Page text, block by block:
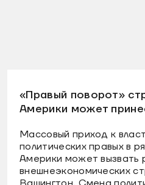
«Правый поворот»
Америки может
Массовый приход к
политических правых в
Америки может вызвать
внешнеэкономических